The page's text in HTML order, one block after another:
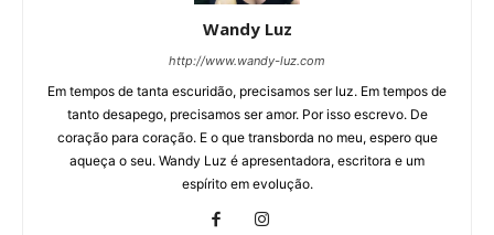
Wandy Luz
http://www.wandy-luz.com
Em tempos de tanta escuridão, precisamos ser luz. Em tempos de
tanto desapego, precisamos ser amor. Por isso escrevo. De
coração para coração. E o que transborda no meu, espero que
aqueça o seu. Wandy Luz é apresentadora, escritora e um
espírito em evolução.